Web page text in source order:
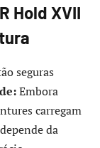
Hold XVII
seguras
Embora
carregam
da